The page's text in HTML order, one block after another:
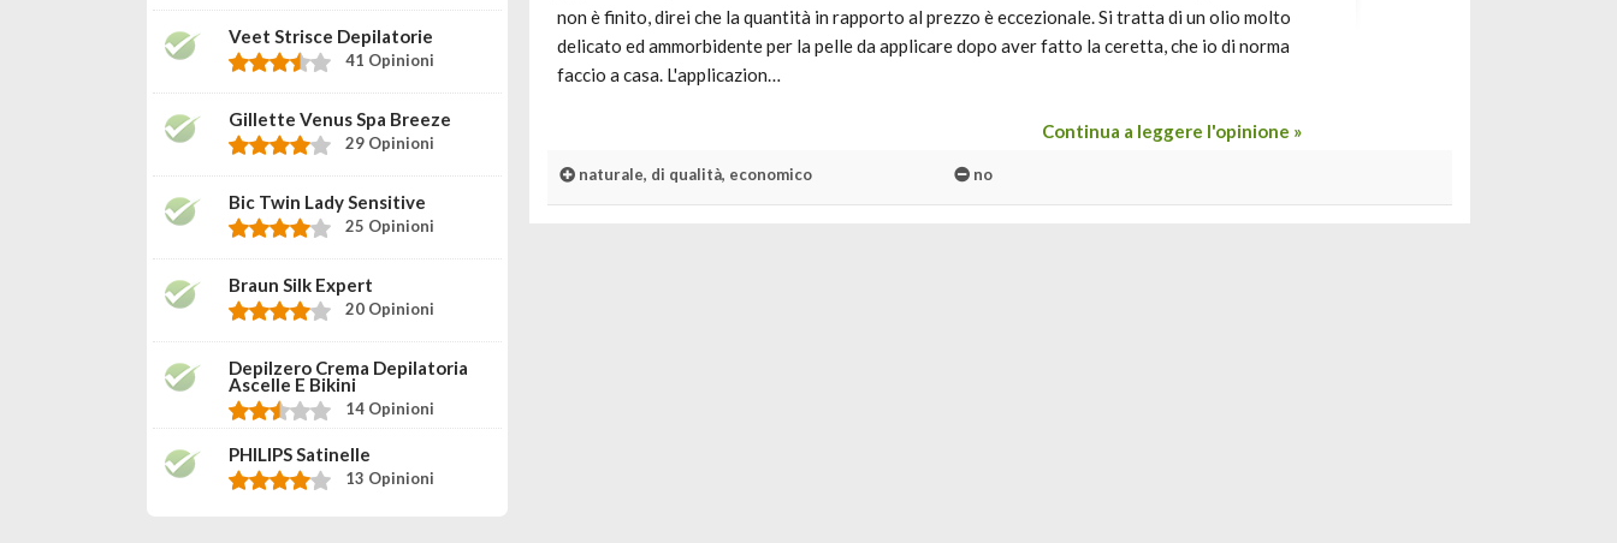
non è finito, direi che la quantità in rapporto al prezzo è eccezionale. Si tratta di un olio molto
delicato ed ammorbidente per la pelle da applicare dopo aver fatto la ceretta, che io di norma
faccio a casa. L'applicazion…
Continua a leggere l'opinione »
naturale, di qualità, economico no
Veet Strisce Depilatorie
41 Opinioni
Gillette Venus Spa Breeze
29 Opinioni
Bic Twin Lady Sensitive
25 Opinioni
Braun Silk Expert
20 Opinioni
Depilzero Crema Depilatoria
Ascelle E Bikini
14 Opinioni
PHILIPS Satinelle
13 Opinioni